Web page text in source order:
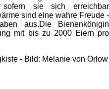
sie sich erreichbar
sind eine wahre Freude -
aus.Die Bienenkönigin
mit bis zu 2000 Eiern pro